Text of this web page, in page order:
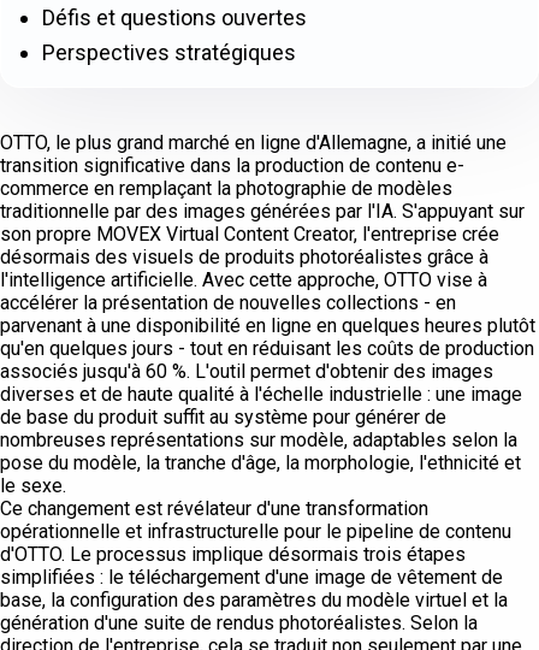
OTTO, le plus grand marché en ligne d'Allemagne, a initié une
transition significative dans la production de contenu e-
commerce en remplaçant la photographie de modèles
traditionnelle par des images générées par l'IA. S'appuyant sur
son propre MOVEX Virtual Content Creator, l'entreprise crée
désormais des visuels de produits photoréalistes grâce à
l'intelligence artificielle. Avec cette approche, OTTO vise à
accélérer la présentation de nouvelles collections - en
parvenant à une disponibilité en ligne en quelques heures plutôt
qu'en quelques jours - tout en réduisant les coûts de production
associés jusqu'à 60 %. L'outil permet d'obtenir des images
diverses et de haute qualité à l'échelle industrielle : une image
de base du produit suffit au système pour générer de
nombreuses représentations sur modèle, adaptables selon la
pose du modèle, la tranche d'âge, la morphologie, l'ethnicité et
le sexe.
Ce changement est révélateur d'une transformation
opérationnelle et infrastructurelle pour le pipeline de contenu
d'OTTO. Le processus implique désormais trois étapes
simplifiées : le téléchargement d'une image de vêtement de
base, la configuration des paramètres du modèle virtuel et la
génération d'une suite de rendus photoréalistes. Selon la
Défis et questions ouvertes
Perspectives stratégiques